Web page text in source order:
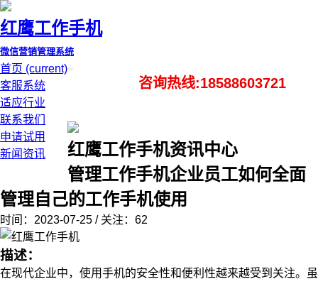
红鹰工作手机
微信营销管理系统
首页 (current)
客服系统
适应行业
联系我们
申请试用
新闻资讯
咨询热线:18588603721
红鹰工作手机资讯中心
管理工作手机企业员工如何全面
管理自己的工作手机使用
时间：2023-07-25 / 关注：62
描述：
在现代企业中，使用手机的安全性和便利性越来越受到关注。虽